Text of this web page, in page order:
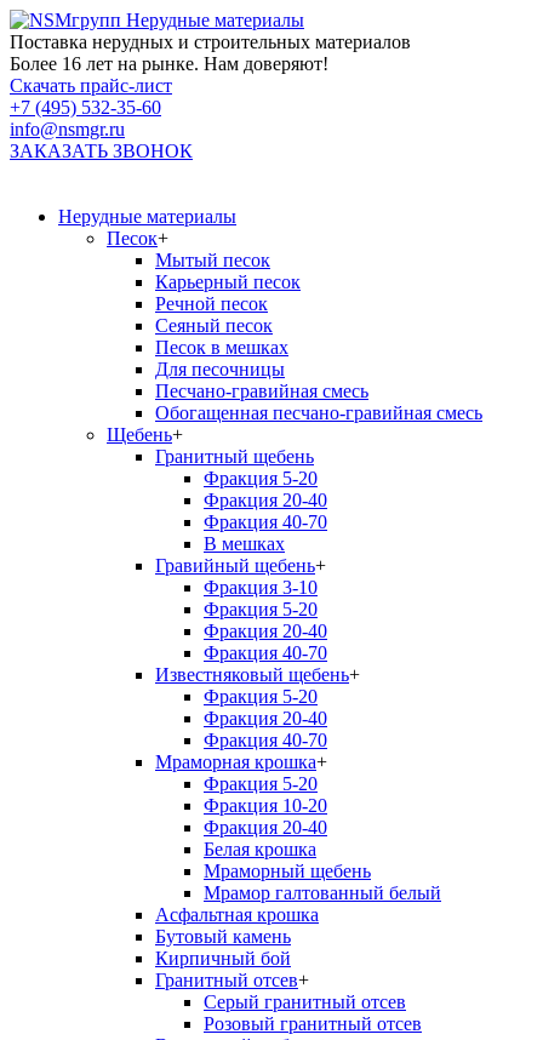
Нерудные материалы
Поставка нерудных и строительных материалов
Более 16 лет на рынке. Нам доверяют!
Скачать прайс-лист
+7 (495) 532-35-60
info@nsmgr.ru
ЗАКАЗАТЬ ЗВОНОК
Нерудные материалы
Песок+
Мытый песок
Карьерный песок
Речной песок
Сеяный песок
Песок в мешках
Для песочницы
Песчано-гравийная смесь
Обогащенная песчано-гравийная смесь
Щебень+
Гранитный щебень
Фракция 5-20
Фракция 20-40
Фракция 40-70
В мешках
Гравийный щебень+
Фракция 3-10
Фракция 5-20
Фракция 20-40
Фракция 40-70
Известняковый щебень+
Фракция 5-20
Фракция 20-40
Фракция 40-70
Мраморная крошка+
Фракция 5-20
Фракция 10-20
Фракция 20-40
Белая крошка
Мраморный щебень
Мрамор галтованный белый
Асфальтная крошка
Бутовый камень
Кирпичный бой
Гранитный отсев+
Серый гранитный отсев
Розовый гранитный отсев